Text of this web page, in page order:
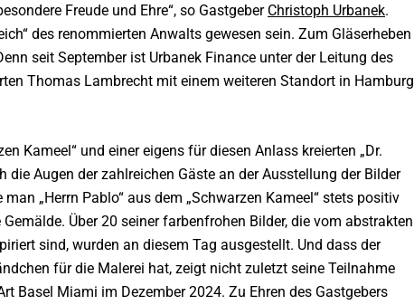
Freude und Ehre“, so Gastgeber Christoph Urbanek.
des renommierten Anwalts gewesen sein. Zum Gläserheben
seit September ist Urbanek Finance unter der Leitung des
Thomas Lambrecht mit einem weiteren Standort in Hamburg
Kameel“ und einer eigens für diesen Anlass kreierten „Dr.
die Augen der zahlreichen Gäste an der Ausstellung der Bilder
man „Herrn Pablo“ aus dem „Schwarzen Kameel“ stets positiv
Über 20 seiner farbenfrohen Bilder, die vom abstrakten
sind, wurden an diesem Tag ausgestellt. Und dass der
für die Malerei hat, zeigt nicht zuletzt seine Teilnahme
Basel Miami im Dezember 2024. Zu Ehren des Gastgebers